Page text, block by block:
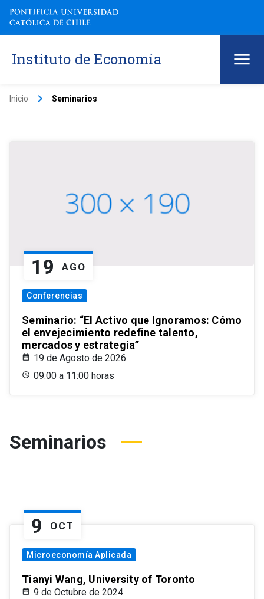
Instituto de Economía
Inicio keyboard_arrow_right Seminarios
19 AGO
Conferencias
Seminario: “El Activo que Ignoramos: Cómo
el envejecimiento redefine talento,
mercados y estrategia”
19 de Agosto de 2026
09:00 a 11:00 horas
Seminarios
9 OCT
Microeconomía Aplicada
Tianyi Wang, University of Toronto
9 de Octubre de 2024